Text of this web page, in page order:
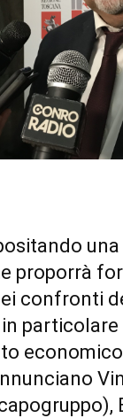
proporrà
confronti